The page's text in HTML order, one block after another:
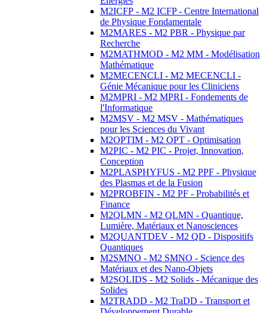
M2ICFP - M2 ICFP - Centre International
de Physique Fondamentale
M2MARES - M2 PBR - Physique par
Recherche
M2MATHMOD - M2 MM - Modélisation
Mathématique
M2MECENCLI - M2 MECENCLI -
Génie Mécanique pour les Cliniciens
M2MPRI - M2 MPRI - Fondements de
l'Informatique
M2MSV - M2 MSV - Mathématiques
pour les Sciences du Vivant
M2OPTIM - M2 OPT - Optimisation
M2PIC - M2 PIC - Projet, Innovation,
Conception
M2PLASPHYFUS - M2 PPF - Physique
des Plasmas et de la Fusion
M2PROBFIN - M2 PF - Probabilités et
Finance
M2QLMN - M2 QLMN - Quantique,
Lumière, Matériaux et Nanosciences
M2QUANTDEV - M2 QD - Dispositifs
Quantiques
M2SMNO - M2 SMNO - Science des
Matériaux et des Nano-Objets
M2SOLIDS - M2 Solids - Mécanique des
Solides
M2TRADD - M2 TraDD - Transport et